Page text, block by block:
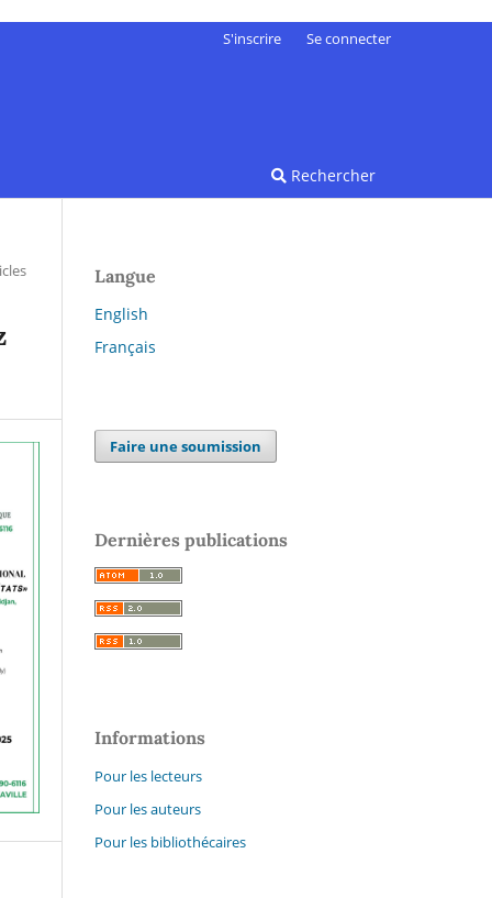
Rechercher
S'inscrire Se connecter
Langue
English
Français
Faire une soumission
Dernières publications
Informations
Pour les lecteurs
Pour les auteurs
Pour les bibliothécaires